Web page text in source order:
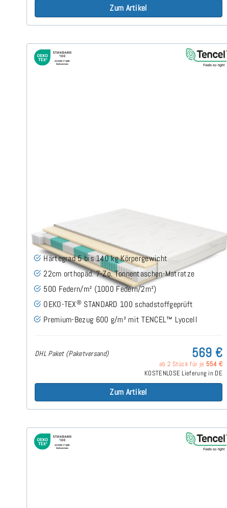
Zum Artikel
SERA H5 (TENCEL™ Lyocell) TTFK-Matratze 160x200
Härtegrad 5 bis 140 kg Körpergewicht
22cm orthopäd. 7-Zo. Tonnentaschen-Matratze
500 Federn/m² (1000 Federn/2m²)
OEKO-TEX® STANDARD 100 schadstoffgeprüft
Premium-Bezug 600 g/m² mit TENCEL™ Lyocell
DHL Paket (Paketversand) 569 €
ab 2 Stück für je 554 €
KOSTENLOSE Lieferung in DE
Zum Artikel